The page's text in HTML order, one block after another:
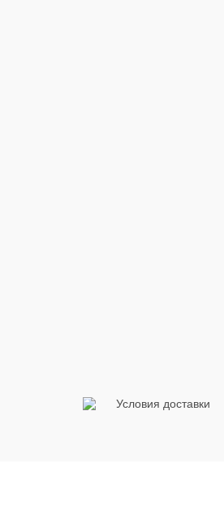
Условия доставки